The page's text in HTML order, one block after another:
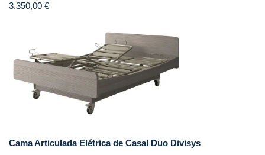
3.350,00 €
Cama Articulada Elétrica de Casal Duo Divisys